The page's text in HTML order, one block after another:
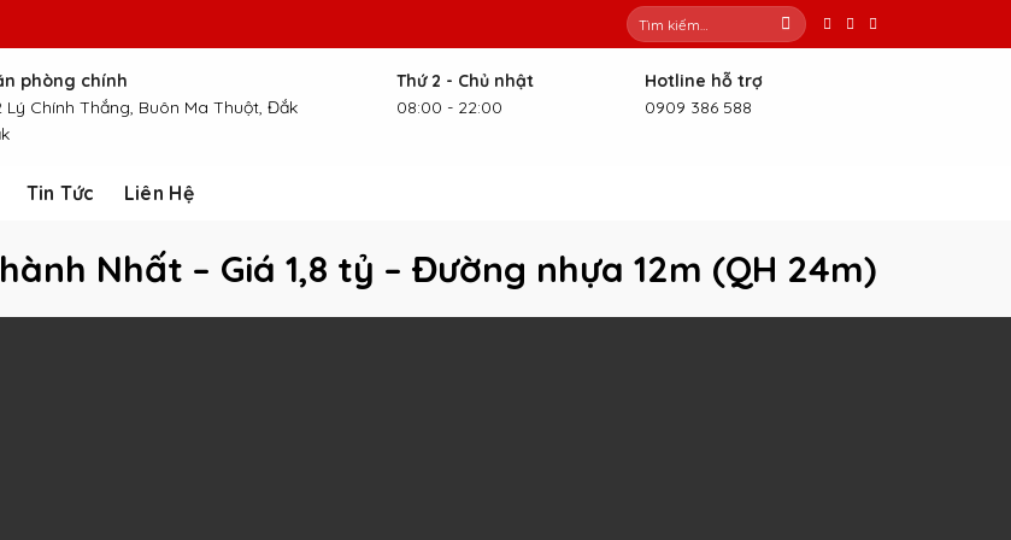
Tìm
kiếm:
phòng chính
Lý Chính Thắng, Buôn Ma Thuột, Đắk
Thứ 2 - Chủ nhật
08:00 - 22:00
Hotline hỗ trợ
0909 386 588
Tin Tức Liên Hệ
Nhất – Giá 1,8 tỷ – Đường nhựa 12m (QH 24m)